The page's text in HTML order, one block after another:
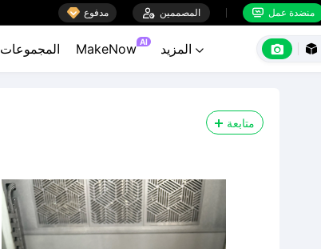
 مدفوع  المصممين  منضدة عمل
المجموعات MakeNow AI
  
متابعة